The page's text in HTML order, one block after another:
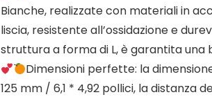
Bianche, realizzate con materiali in
liscia, resistente all’ossidazione e
struttura a forma di L, è garantita una
Dimensioni perfette: la
125 mm / 6,1 * 4,92 pollici, la distanza